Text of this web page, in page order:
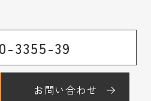
3355-39
お問い合わせ